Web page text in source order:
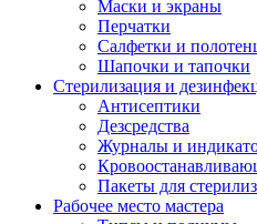
Маски и экраны
Перчатки
Салфетки и
Шапочки и тапочки
Стерилизация и
Антисептики
Дезсредства
Журналы и
Пакеты для
Рабочее место мастера